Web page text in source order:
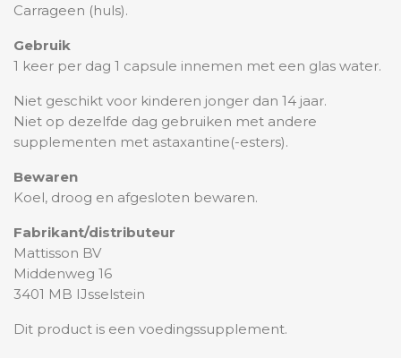
Carrageen (huls).
Gebruik
1 keer per dag 1 capsule innemen met een glas water.
Niet geschikt voor kinderen jonger dan 14 jaar.
Niet op dezelfde dag gebruiken met andere
supplementen met astaxantine(-esters).
Bewaren
Koel, droog en afgesloten bewaren.
Fabrikant/distributeur
Mattisson BV
Middenweg 16
3401 MB IJsselstein
Dit product is een voedingssupplement.